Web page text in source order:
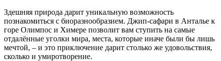
Здешняя природа дарит уникальную возможность
познакомиться с биоразнообразием. Джип-сафари в Анталье к
горе Олимпос и Химере позволит вам ступить на самые
отдалённые уголки мира, места, которые иначе были бы лишь
мечтой, – и это приключение дарит столько же удовольствия,
сколько и умиротворение.